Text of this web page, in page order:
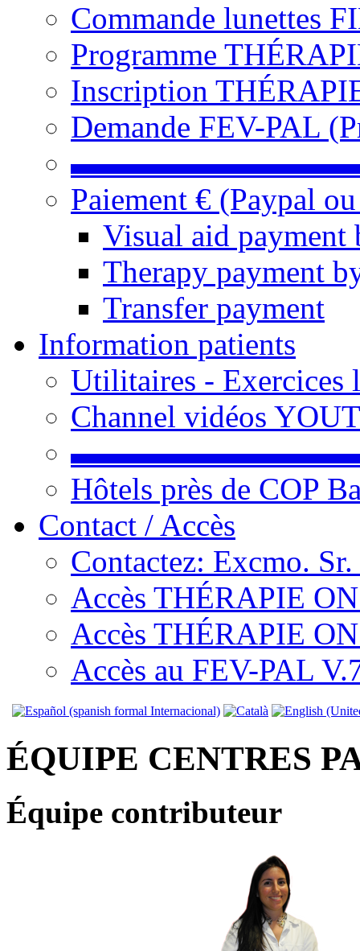
Commande lunettes
Programme
Inscription
Demande FEV-PAL
Paiement € (Paypal
Visual aid payment
Therapy payment
Transfer payment
Information patients
Utilitaires - Exercices
Channel vidéos
Hôtels près de COP
Contact / Accès
Contactez: Excmo.
Accès THÉRAPIE
Accès THÉRAPIE
Accès au FEV-PAL
ÉQUIPE CENTRES
Équipe contributeur